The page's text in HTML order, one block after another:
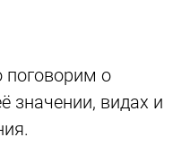
поговорим о
значении, видах и